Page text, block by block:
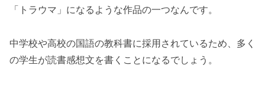
「トラウマ」になるような作品の一つなんです。
中学校や高校の国語の教科書に採用されているため、多く
の学生が読書感想文を書くことになるでしょう。